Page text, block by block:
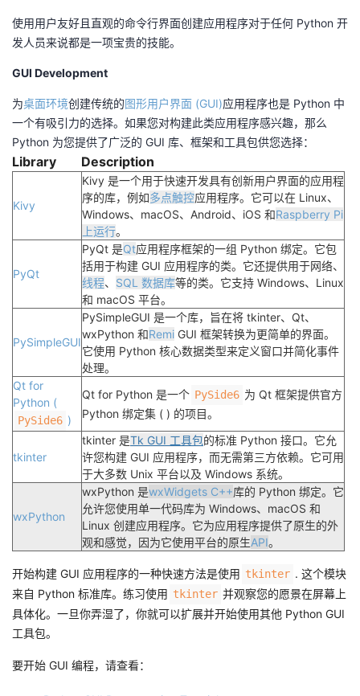
使用用户友好且直观的命令行界面创建应用程序对于任何 Python 开
发人员来说都是一项宝贵的技能。
GUI Development
为桌面环境创建传统的图形用户界面 (GUI)应用程序也是 Python 中
一个有吸引力的选择。如果您对构建此类应用程序感兴趣，那么
Python 为您提供了广泛的 GUI 库、框架和工具包供您选择：
Library Description
Kivy
Kivy 是一个用于快速开发具有创新用户界面的应用程
序的库，例如多点触控应用程序。它可以在 Linux、
Windows、macOS、Android、iOS 和Raspberry Pi
上运行。
PyQt
PyQt 是Qt应用程序框架的一组 Python 绑定。它包
括用于构建 GUI 应用程序的类。它还提供用于网络、
线程、 SQL 数据库等的类。它支持 Windows、Linux
和 macOS 平台。
PySimpleGUI
PySimpleGUI 是一个库，旨在将 tkinter、Qt、
wxPython 和Remi GUI 框架转换为更简单的界面。
它使用 Python 核心数据类型来定义窗口并简化事件
处理。
Qt for
Python (
PySide6 )
Qt for Python 是一个 PySide6 为 Qt 框架提供官方
Python 绑定集 ( ) 的项目。
tkinter
tkinter 是Tk GUI 工具包的标准 Python 接口。它允
许您构建 GUI 应用程序，而无需第三方依赖。它可用
于大多数 Unix 平台以及 Windows 系统。
wxPython
wxPython 是wxWidgets C++库的 Python 绑定。它
允许您使用单一代码库为 Windows、macOS 和
Linux 创建应用程序。它为应用程序提供了原生的外
观和感觉，因为它使用平台的原生API。
开始构建 GUI 应用程序的一种快速方法是使用 tkinter . 这个模块
来自 Python 标准库。练习使用 tkinter 并观察您的愿景在屏幕上
具体化。一旦你弄湿了，你就可以扩展并开始使用其他 Python GUI
工具包。
要开始 GUI 编程，请查看：